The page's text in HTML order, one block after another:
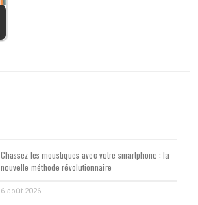
Chassez les moustiques avec votre smartphone : la
nouvelle méthode révolutionnaire
6 août 2026